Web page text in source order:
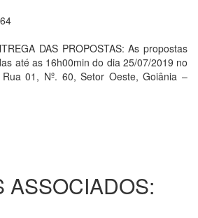
DAS PROPOSTAS: As propostas
até as 16h00min do dia 25/07/2019 no
01, Nº. 60, Setor Oeste, Goiânia –
ASSOCIADOS: